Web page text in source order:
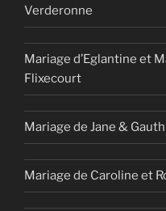
Verderonne
Mariage d’Eglantine et
Flixecourt
Mariage de Jane &
Mariage de Caroline et